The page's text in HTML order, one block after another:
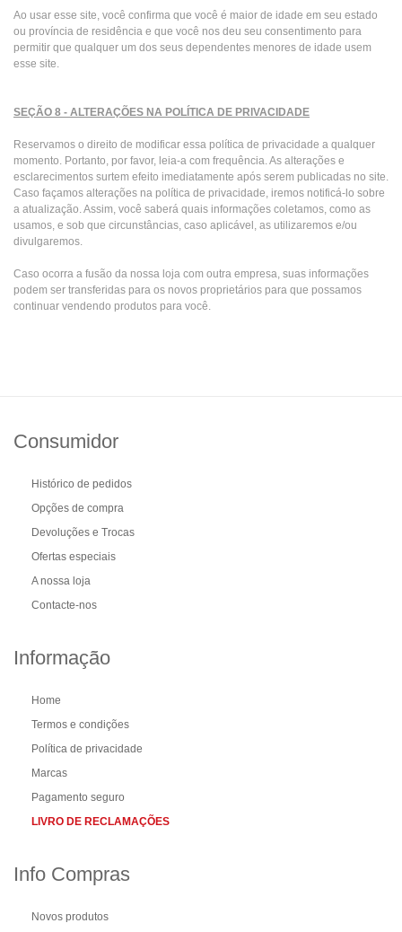
Ao usar esse site, você confirma que você é maior de idade em seu estado
ou província de residência e que você nos deu seu consentimento para
permitir que qualquer um dos seus dependentes menores de idade usem
esse site.
SEÇÃO 8 - ALTERAÇÕES NA POLÍTICA DE PRIVACIDADE
Reservamos o direito de modificar essa política de privacidade a qualquer
momento. Portanto, por favor, leia-a com frequência. As alterações e
esclarecimentos surtem efeito imediatamente após serem publicadas no site.
Caso façamos alterações na política de privacidade, iremos notificá-lo sobre
a atualização. Assim, você saberá quais informações coletamos, como as
usamos, e sob que circunstâncias, caso aplicável, as utilizaremos e/ou
divulgaremos.
Caso ocorra a fusão da nossa loja com outra empresa, suas informações
podem ser transferidas para os novos proprietários para que possamos
continuar vendendo produtos para você.
Consumidor
Histórico de pedidos
Opções de compra
Devoluções e Trocas
Ofertas especiais
A nossa loja
Contacte-nos
Informação
Home
Termos e condições
Política de privacidade
Marcas
Pagamento seguro
LIVRO DE RECLAMAÇÕES
Info Compras
Novos produtos